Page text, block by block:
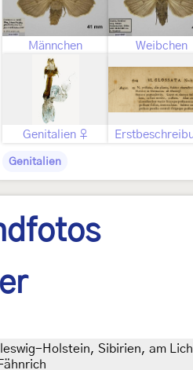
Männchen Weibchen
Genitalien ♀
Genitalien
Holstein, Sibirien, am